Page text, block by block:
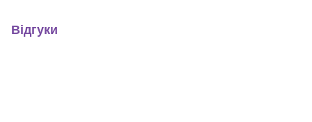
Відгуки